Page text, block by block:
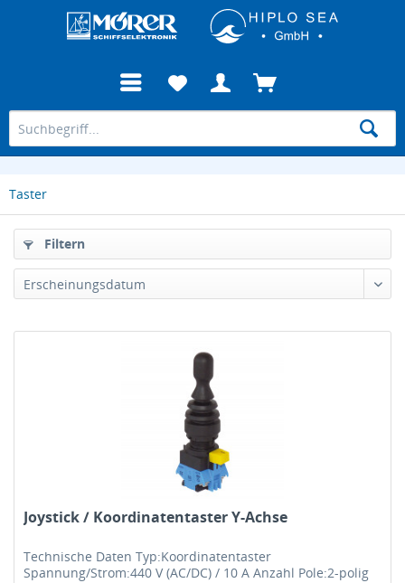
Taster
Filtern
Joystick / Koordinatentaster Y-Achse
Technische Daten Typ:Koordinatentaster
Spannung/Strom:440 V (AC/DC) / 10 A Anzahl Pole:2-polig